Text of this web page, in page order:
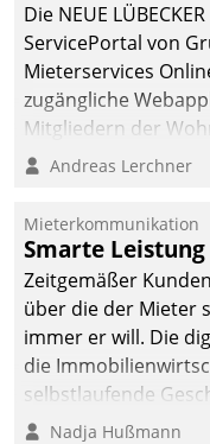
Die NEUE
ServicePortal von
Mieterservices
zugängliche
Mitgliedern der
Kontaktaufnahme
Andreas Lerchner
Mieterkommunikation
Smarte Leistung
Zeitgemäßer
über die der Mieter
immer er will. Die
die
selbstlaufende
Kunde und smart
Nadja Hußmann